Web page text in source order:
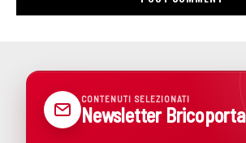
CONTENUTI SELEZIONATI
Newsletter